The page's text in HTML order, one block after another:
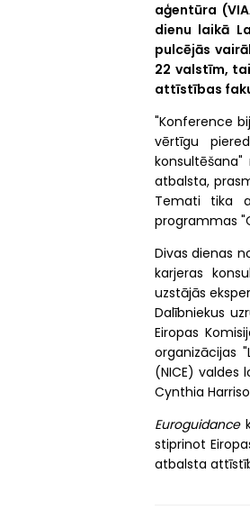
aģentūra
dienu laikā
pulcējās
22 valstīm,
attīstības
"Konference
vērtīgu
atbalsta,
Temati tika
programmas
Divas dienas
karjeras
uzstājās
Dalībniekus
Eiropas
organizācijas
(NICE) valdes
Cynthia
Euroguidance
stiprinot
atbalsta